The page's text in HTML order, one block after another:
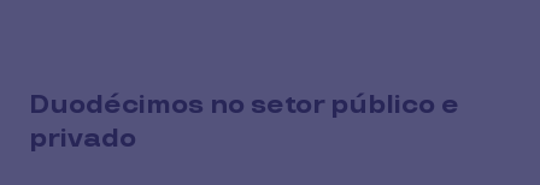
Duodécimos no setor público e
privado